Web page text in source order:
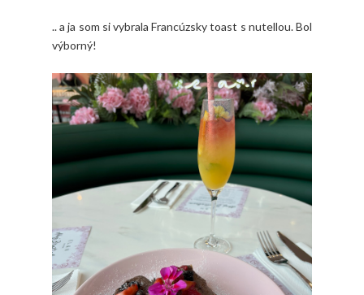
.. a ja som si vybrala Francúzsky toast s nutellou. Bol
výborný!